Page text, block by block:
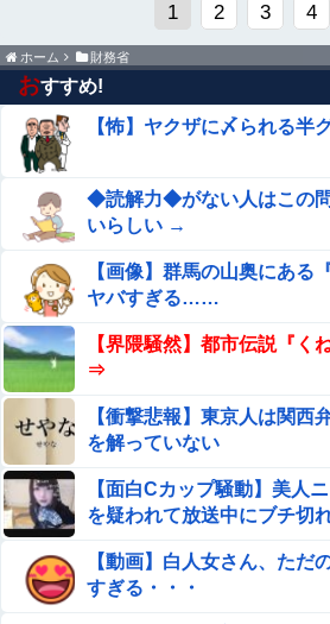
1 2 3 4
ホーム 財務省
おすすめ!
【怖】ヤクザに〆られる半
◆読解力◆がない人はこの
いらしい →
【画像】群馬の山奥にある
ヤバすぎる……
【界隈騒然】都市伝説『く
⇒
【衝撃悲報】東京人は関西
を解っていない
【面白Cカップ騒動】美人
を疑われて放送中にブチ切
【動画】白人女さん、ただ
すぎる・・・